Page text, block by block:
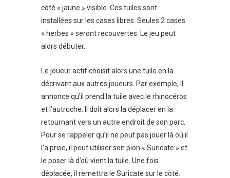
côté « jaune » visible. Ces tuiles sont
installées sur les cases libres. Seules 2 cases
« herbes » seront recouvertes. Le jeu peut
alors débuter.
Le joueur actif choisit alors une tuile en la
décrivant aux autres joueurs. Par exemple, il
annonce qu’il prend la tuile avec le rhinocéros
et l’autruche. Il doit alors la déplacer en la
retournant vers un autre endroit de son parc.
Pour se rappeler qu’il ne peut pas jouer là où il
l’a prise, il peut utiliser son pion « Suricate » et
le poser là d’où vient la tuile. Une fois
déplacée, il remettra le Suricate sur le côté.